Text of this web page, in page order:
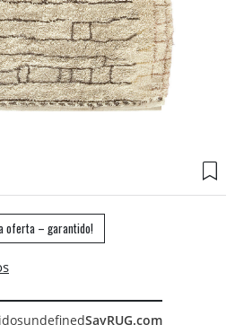
oferta – garantido!
undefinedSayRUG.com